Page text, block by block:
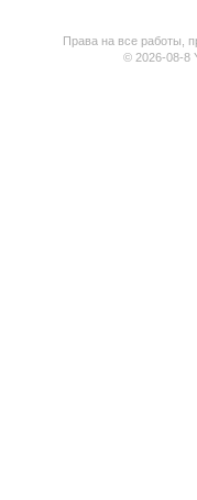
Права на все работы,
© 2026-08-8